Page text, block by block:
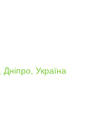
Україна